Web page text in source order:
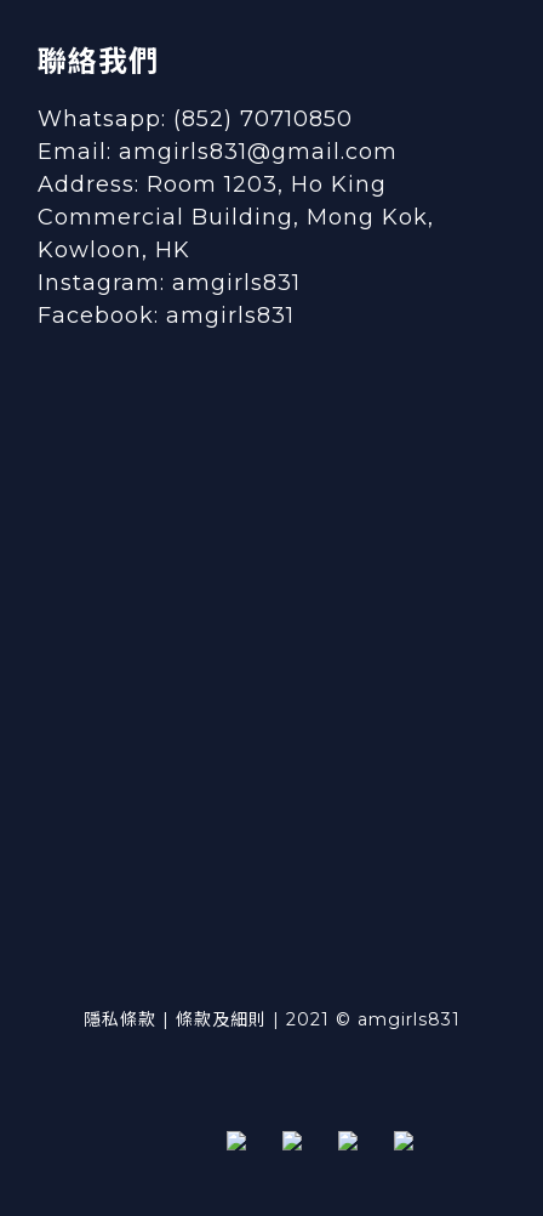
聯絡我們
Whatsapp: (852) 70710850
Email: amgirls831@gmail.com
Address: Room 1203, Ho King
Commercial Building, Mong Kok,
Kowloon, HK
Instagram: amgirls831
Facebook: amgirls831
隱私條款 | 條款及細則 | 2021 © amgirls831